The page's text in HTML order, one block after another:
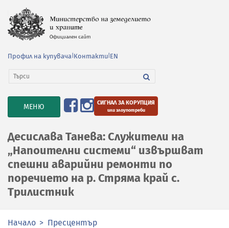
Профил на купувача Контакти EN
TOGGLE
NAVIGATION
МЕНЮ СИГНАЛ ЗА КОРУПЦИЯ
или злоупотреби
Десислава Танева: Служители на
„Напоителни системи“ извършват
спешни аварийни ремонти по
поречието на р. Стряма край с.
Трилистник
Начало Пресцентър